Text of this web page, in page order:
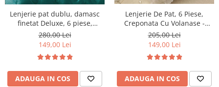
Lenjerie pat dublu, damasc
finetat Deluxe, 6 piese,
Turcoaz
280,00 Lei
149,00 Lei
ADAUGA IN COS
Lenjerie De Pat, 6 Piese,
Creponata Cu Volanase -
White
205,00 Lei
149,00 Lei
ADAUGA IN COS